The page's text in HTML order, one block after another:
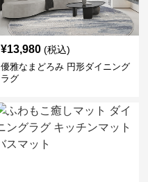
¥13,980 (税込)
優雅なまどろみ 円形ダイニング
ラグ